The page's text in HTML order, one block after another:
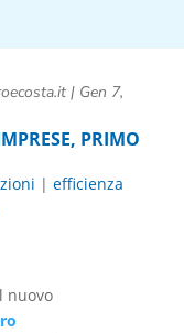
| Gen 7,
, PRIMO
| efficienza
nuovo